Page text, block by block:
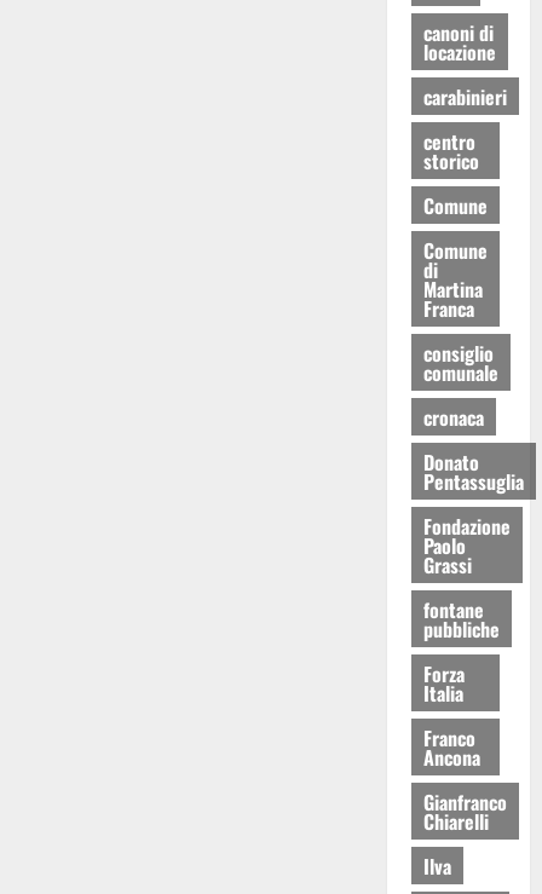
canoni di
locazione
carabinieri
centro
storico
Comune
Comune
di
Martina
Franca
consiglio
comunale
cronaca
Donato
Pentassuglia
Fondazione
Paolo
Grassi
fontane
pubbliche
Forza
Italia
Franco
Ancona
Gianfranco
Chiarelli
Ilva